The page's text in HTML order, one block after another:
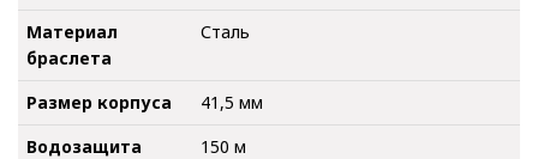
Материал
браслета
Сталь
Размер корпуса
41,5 мм
Водозащита
150 м